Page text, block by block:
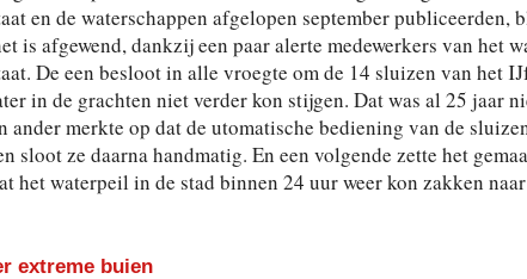
en de waterschappen afgelopen september publiceerden,
is afgewend, dankzij een paar alerte medewerkers van het
De een besloot in alle vroegte om de 14 sluizen van het
in de grachten niet verder kon stijgen. Dat was al 25 jaar
ander merkte op dat de utomatische bediening van de
sloot ze daarna handmatig. En een volgende zette het
het waterpeil in de stad binnen 24 uur weer kon zakken
extreme buien